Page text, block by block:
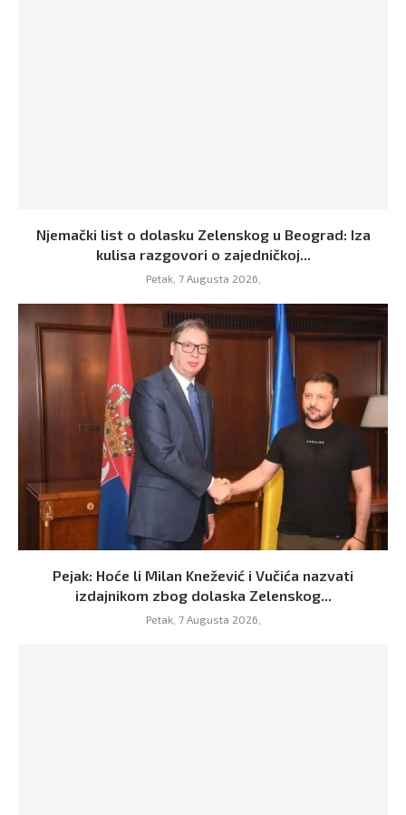
Njemački list o dolasku Zelenskog u Beograd: Iza
kulisa razgovori o zajedničkoj...
Petak, 7 Augusta 2026,
Pejak: Hoće li Milan Knežević i Vučića nazvati
izdajnikom zbog dolaska Zelenskog...
Petak, 7 Augusta 2026,